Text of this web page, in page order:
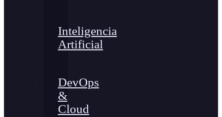
Inteligencia
Artificial
DevOps
&
Cloud